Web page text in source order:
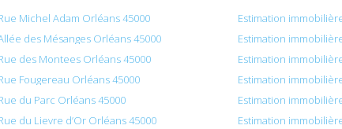
Michel Adam Orléans 45000
Estimation
des Mésanges Orléans 45000
Estimation
des Montees Orléans 45000
Estimation
Fougereau Orléans 45000
Estimation
du Parc Orléans 45000
Estimation
du Lievre d’Or Orléans 45000
Estimation